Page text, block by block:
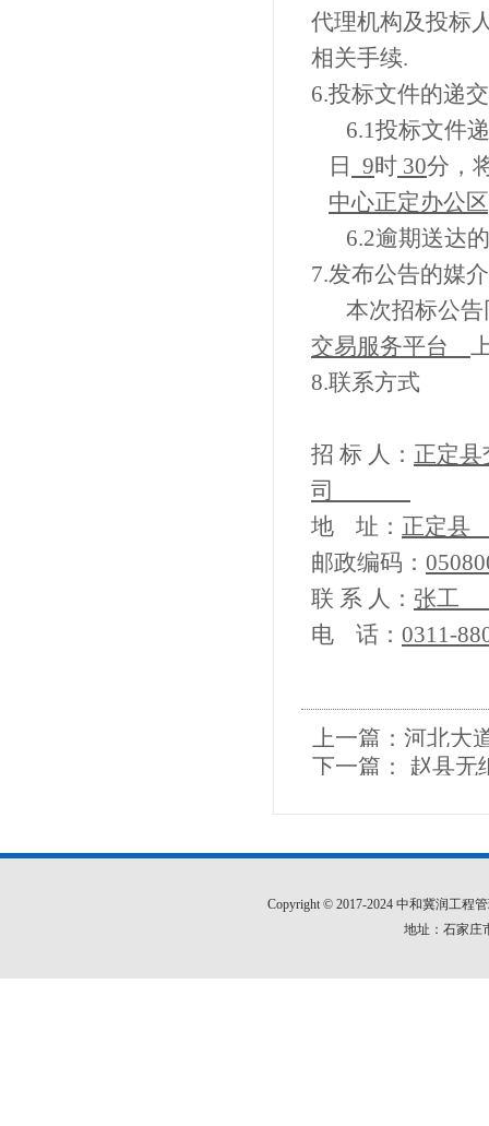
代理机构及投标
相关手续.
6.投标文件的递
6.1投标文件
日
9时 30分，
中心正定办公
6.2逾期送达
7.发布公告的媒介
本次招标公
交易服务平台
8.联系方式
招 标 人： 正定县
司
地
址： 正定县
邮政编码：
联 系 人： 张工
电
话： 0311-
上一篇： 河北大
下一篇：
赵县无
Copyright © 2017-2024 中和冀润工程
地址：石家庄